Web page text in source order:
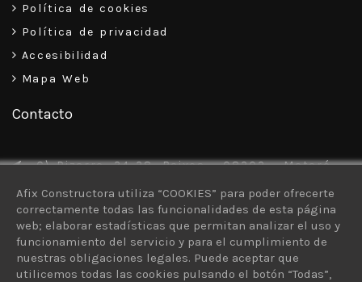
Política de cookies
Política de privacidad
Accesibilidad
Mapa Web
Contacto
C\ Pizarro, 34-38, Baixos – 08302 – Mataró
93 757 30 13
616 926 103
afix@afixconstructora.com
Afix Constructora utiliza “COOKIES” para poder ofrecerte
correctamente todas las funcionalidades de esta página
web; elaborar estadísticas que permitan analizar el uso y
funcionamiento del servicio y para el cumplimiento de
nuestras obligaciones legales. Puede aceptar que
utilicemos todas las cookies pulsando el botón “Todas”,